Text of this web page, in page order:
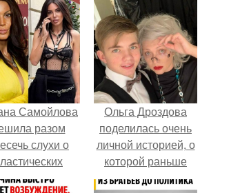
Самойлова
разом
слухи о
и
Ольга Дроздова
поделилась очень
личной историей, о
которой раньше
почти не говорила.